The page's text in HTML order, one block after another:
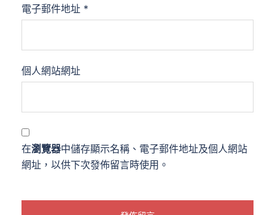
電子郵件地址 *
個人網站網址
在瀏覽器中儲存顯示名稱、電子郵件地址及個人網站
網址，以供下次發佈留言時使用。